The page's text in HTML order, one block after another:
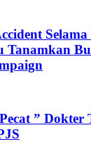
Tanamkan
” Dokter